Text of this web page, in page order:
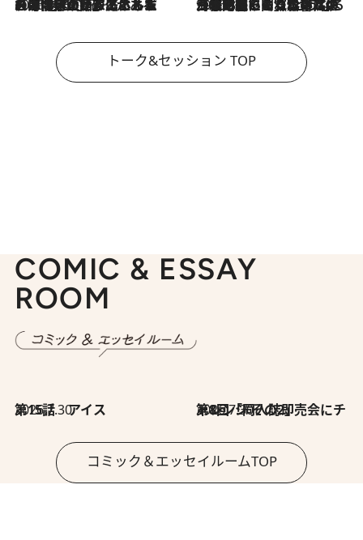
2026.8.3
「今後値上げがあるとすれば…」「リスクがあるのは今年の冬」エネルギー専門家が語る、ホルムズ海峡封鎖が家庭にもたらす“ある心配” 2026.8.3
「住宅建てられない…」「サーチャージ料の高値が続いている」ホルムズ海峡封鎖による影響はいつまで続く？《エネルギー専門家に聞く“どうなる日本の暮らし”》
トーク&セッション TOP
COMIC & ESSAY
ROOM
2026.7.30
第15話 アイス 2026.7.30
第8回「同人誌即売会にチャレンジ その2」
コミック＆エッセイルームTOP